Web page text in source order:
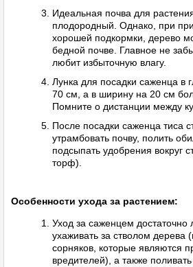
Идеальная почва для
плодородный. Однако, при
хорошей подкормки, дерево
бедной почве. Главное не
любит избыточную влагу.
Лунка для посадки саженца в
70 см, а в ширину на 20 см
Помните о дистанции между
После посадки саженца тиса
утрамбовать почву, полить
подсыпать удобрения вокруг
торф).
Особенности ухода за растением:
Уход за саженцем достаточно
ухаживать за стволом дерева
сорняков, которые являются
вредителей), а также